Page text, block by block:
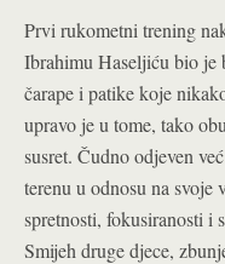
Prvi rukometni trening
Ibrahimu Haseljiću bio je
čarape i patike koje
upravo je u tome, tako
susret. Čudno odjeven
terenu u odnosu na svoje
spretnosti, fokusiranosti i
Smijeh druge djece,